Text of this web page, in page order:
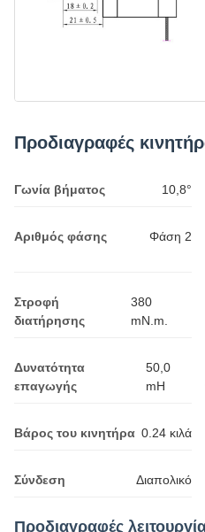
Προδιαγραφές
Γωνία βήματος 10,8°
Αριθμός φάσης Φάση 2
Στροφή
διατήρησης
380
mN.m.
Δυνατότητα
επαγωγής
50,0
mH
Βάρος του κινητήρα 0.24 κιλά
Σύνδεση Διαπολικό
Προδιαγραφές